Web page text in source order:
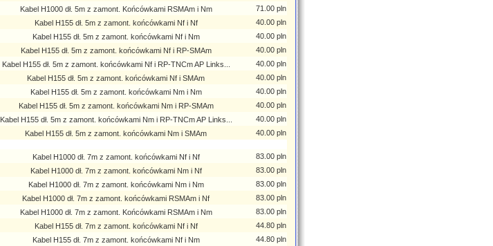
Kabel H1000 dł. 5m z zamont. Końcówkami RSMAm i Nm 71.00 pln
Kabel H155 dł. 5m z zamont. końcówkami Nf i Nf 40.00 pln
Kabel H155 dł. 5m z zamont. końcówkami Nf i Nm 40.00 pln
Kabel H155 dł. 5m z zamont. końcówkami Nf i RP-SMAm 40.00 pln
Kabel H155 dł. 5m z zamont. końcówkami Nf i RP-TNCm AP Links... 40.00 pln
Kabel H155 dł. 5m z zamont. końcówkami Nf i SMAm 40.00 pln
Kabel H155 dł. 5m z zamont. końcówkami Nm i Nm 40.00 pln
Kabel H155 dł. 5m z zamont. końcówkami Nm i RP-SMAm 40.00 pln
Kabel H155 dł. 5m z zamont. końcówkami Nm i RP-TNCm AP Links... 40.00 pln
Kabel H155 dł. 5m z zamont. końcówkami Nm i SMAm
40.00 pln
Kabel H1000 dł. 7m z zamont. końcówkami Nf i Nf 83.00 pln
Kabel H1000 dł. 7m z zamont. końcówkami Nm i Nf 83.00 pln
Kabel H1000 dł. 7m z zamont. końcówkami Nm i Nm 83.00 pln
Kabel H1000 dł. 7m z zamont. końcówkami RSMAm i Nf 83.00 pln
Kabel H1000 dł. 7m z zamont. Końcówkami RSMAm i Nm 83.00 pln
Kabel H155 dł. 7m z zamont. końcówkami Nf i Nf 44.80 pln
Kabel H155 dł. 7m z zamont. końcówkami Nf i Nm 44.80 pln